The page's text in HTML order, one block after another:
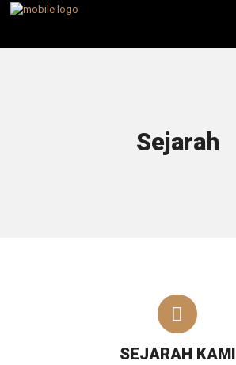
Sejarah
SEJARAH KAMI